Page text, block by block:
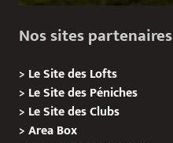
Nos sites partenaires
> Le Site des Lofts
> Le Site des Péniches
> Le Site des Clubs
>Area Box